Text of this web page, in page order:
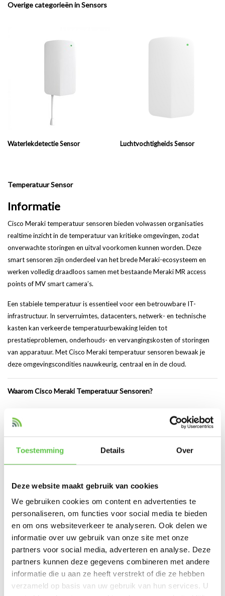
Toestemming Details Over
Deze website maakt gebruik van cookies
We gebruiken cookies om content en advertenties te
personaliseren, om functies voor social media te bieden
en om ons websiteverkeer te analyseren. Ook delen we
informatie over uw gebruik van onze site met onze
partners voor social media, adverteren en analyse. Deze
partners kunnen deze gegevens combineren met andere
informatie die u aan ze heeft verstrekt of die ze hebben
verzameld op basis van uw gebruik van hun services. U
Overige categorieën in Sensors
Waterlekdetectie Sensor Luchtvochtigheids Sensor
Temperatuur Sensor
Informatie
Cisco Meraki temperatuur sensoren bieden volwassen organisaties
realtime inzicht in de temperatuur van kritieke omgevingen, zodat
onverwachte storingen en uitval voorkomen kunnen worden. Deze
smart sensoren zijn onderdeel van het brede Meraki-ecosysteem en
werken volledig draadloos samen met bestaande Meraki MR access
points of MV smart camera’s.
Een stabiele temperatuur is essentieel voor een betrouwbare IT-
infrastructuur. In serverruimtes, datacenters, netwerk- en technische
kasten kan verkeerde temperatuurbewaking leiden tot
prestatieproblemen, onderhouds- en vervangingskosten of storingen
van apparatuur. Met Cisco Meraki temperatuur sensoren bewaak je
deze omgevingscondities nauwkeurig, centraal en in de cloud.
Waarom Cisco Meraki Temperatuur Sensoren?
betekent dat je vanuit één interface via het Meraki Dashboard realtime
status, historische trends en waarschuwingen in kunt stellen. Deze
sensoren zijn:
Compatibel met Meraki access points en smart camera’s
Uitgerust met Bluetooth Low Energy (BLE) connectiviteit
Ideaal voor serverruimtes, datacenters en technische ruimtes
Uiterst geschikt voor organisaties met meerdere locaties
Hoe werkt het?